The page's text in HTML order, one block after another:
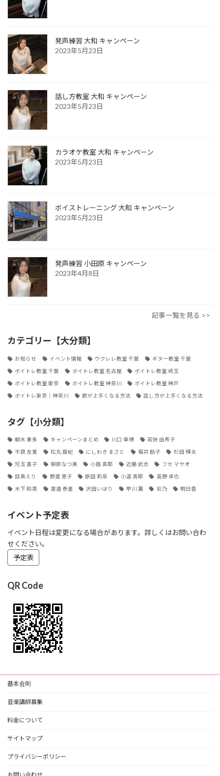
発声練習 大和 キャンペーン
2023年5月23日
話し方教室 大和 キャンペーン
2023年5月23日
カラオケ教室 大和 キャンペーン
2023年5月23日
ボイストレーニング 大和 キャンペーン
2023年5月23日
発声練習 小田原 キャンペーン
2023年4月8日
記事一覧を見る >>
カテゴリー【大分類】
お知らせ イベント情報 ウクレレ教室 千葉 ギター教室 千葉
ボイトレ教室 千葉 ボイトレ教室 名古屋 ボイトレ教室 埼玉
ボイトレ教室 東京 ボイトレ教室 神奈川 ボイトレ教室 神戸
ボイトレ東京｜神奈川 歌が上手くなる方法 話し方が上手くなる方法
タグ【小分類】
朝木 奏多 キャンペーンまとめ 川口 幸博 若狭 由希子
平良 友寛 松丸 亜紀 にしわき まさと 堀井 励子 杉田 輝夫
児玉 喜子 柳原なつ美 小路 真耶 近藤 武志 フセ マサオ
目黒えり 野渡 恵子 原田 莉奈 小道 真耶 高野 卓也
木下 和英 渡邉 泰星 沢田いほり 早川 翼 彩乃 明日香
イベント予定表
イベント日程は変更になる場合があります。詳しくはお問い合わ
せください。
予定表
QR Code
基本会則
音楽講師募集
料金について
サイトマップ
プライバシーポリシー